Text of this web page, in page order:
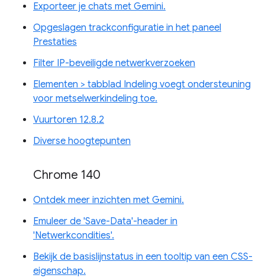
Exporteer je chats met Gemini.
Opgeslagen trackconfiguratie in het paneel
Prestaties
Filter IP-beveiligde netwerkverzoeken
Elementen > tabblad Indeling voegt ondersteuning
voor metselwerkindeling toe.
Vuurtoren 12.8.2
Diverse hoogtepunten
Chrome 140
Ontdek meer inzichten met Gemini.
Emuleer de 'Save-Data'-header in
'Netwerkcondities'.
Bekijk de basislijnstatus in een tooltip van een CSS-
eigenschap.